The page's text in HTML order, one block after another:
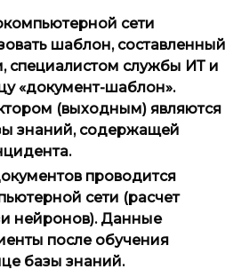
сети
шаблон, составленный
специалистом службы ИТ и
«документ-шаблон».
(выходным) являются
знаний, содержащей
проводится
сети (расчет
нейронов). Данные
после обучения
базы знаний.